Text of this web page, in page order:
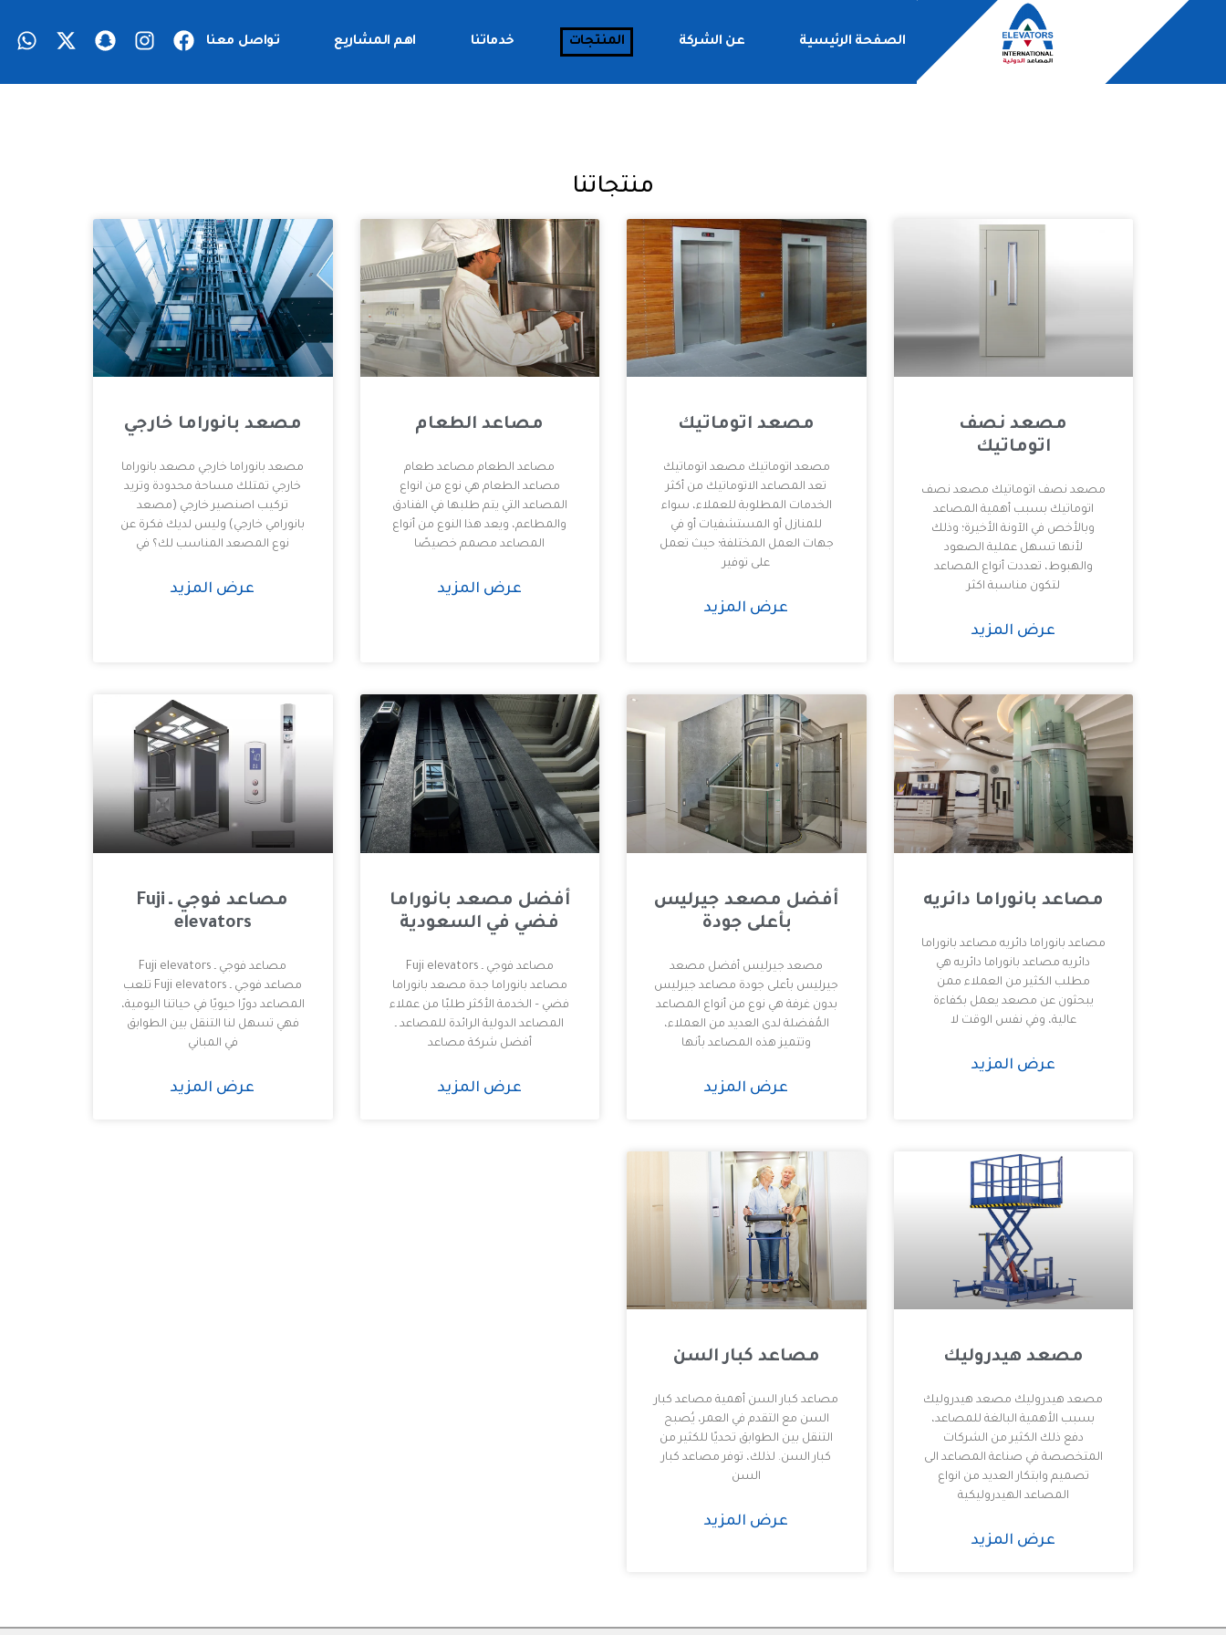
الصفحة الرئيسية عن الشركة المنتجات خدماتنا اهم المشاريع تواصل معنا
منتجاتنا
مصعد نصف
اتوماتيك
مصعد نصف اتوماتيك مصعد نصف
اتوماتيك بسبب أهمية المصاعد
وبالأخص في الآونة الأخيرة؛ وذلك
لأنها تسهل عملية الصعود
والهبوط، تعددت أنواع المصاعد
لتكون مناسبة اكثر
عرض المزيد
مصعد اتوماتيك
مصعد اتوماتيك مصعد اتوماتيك
تعد المصاعد الاتوماتيك من أكثر
الخدمات المطلوبة للعملاء، سواء
للمنازل أو المستشفيات أو في
جهات العمل المختلفة؛ حيث تعمل
على توفير
عرض المزيد
مصاعد الطعام
مصاعد الطعام مصاعد طعام
مصاعد الطعام هي نوع من انواع
المصاعد التي يتم طلبها في الفنادق
والمطاعم، ويعد هذا النوع من أنواع
المصاعد مصمم خصيصًا
عرض المزيد
مصعد بانوراما خارجي
مصعد بانوراما خارجي مصعد بانوراما
خارجي تمتلك مساحة محدودة وتريد
تركيب اصنصير خارجي (مصعد
بانورامي خارجي) وليس لديك فكرة عن
نوع المصعد المناسب لك؟ في
عرض المزيد
مصاعد بانوراما دائريه
مصاعد بانوراما دائريه مصاعد بانوراما
دائريه مصاعد بانوراما دائريه هي
مطلب الكثير من العملاء ممن
يبحثون عن مصعد يعمل بكفاءة
عالية، وفي نفس الوقت لا
عرض المزيد
أفضل مصعد جيرليس
بأعلى جودة
مصعد جيرليس أفضل مصعد
جيرليس بأعلى جودة مصاعد جيرليس
بدون غرفة هي نوع من أنواع المصاعد
المُفضلة لدى العديد من العملاء،
وتتميز هذه المصاعد بأنها
عرض المزيد
أفضل مصعد بانوراما
فضي في السعودية
مصاعد فوجي ـ Fuji elevators
مصاعد بانوراما جدة مصعد بانوراما
فضي – الخدمة الأكثر طلبًا من عملاء
المصاعد الدولية الرائدة للمصاعد ـ
أفضل شركة مصاعد
عرض المزيد
مصاعد فوجي ـ Fuji
elevators
مصاعد فوجي ـ Fuji elevators
مصاعد فوجي ـ Fuji elevators تلعب
المصاعد دورًا حيويًا في حياتنا اليومية،
فهي تسهل لنا التنقل بين الطوابق
في المباني
عرض المزيد
مصعد هيدروليك
مصعد هيدروليك مصعد هيدروليك
بسبب الأهمية البالغة للمصاعد،
دفع ذلك الكثير من الشركات
المتخصصة في صناعة المصاعد الى
تصميم وابتكار العديد من انواع
المصاعد الهيدروليكية
عرض المزيد
مصاعد كبار السن
مصاعد كبار السن أهمية مصاعد كبار
السن مع التقدم في العمر، يُصبح
التنقل بين الطوابق تحديًا للكثير من
كبار السن. لذلك، توفر مصاعد كبار
السن
عرض المزيد